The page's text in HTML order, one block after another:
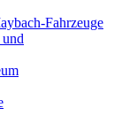
Fahrzeuge